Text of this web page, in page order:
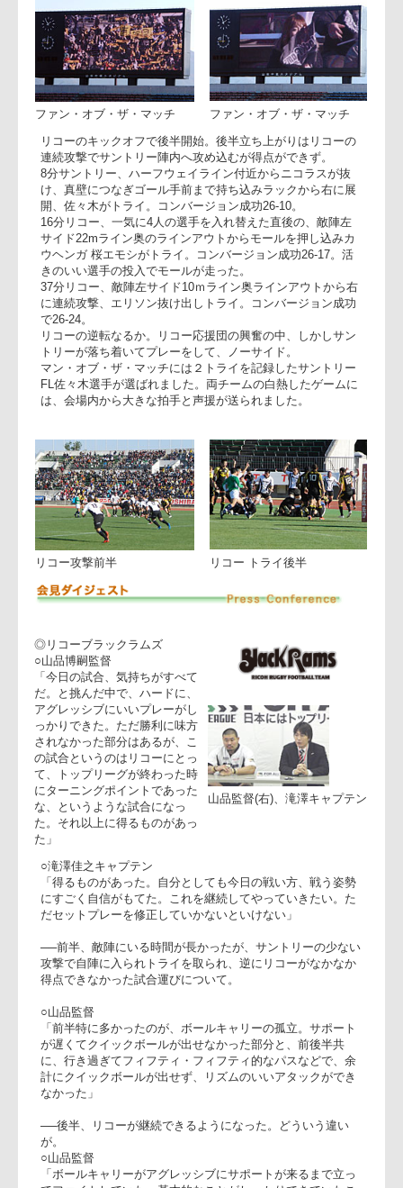
がインゴールまで攻め込んだが、押さえきれず前半終了。
ハーフタイムでは、ファン・オブ・ザ・マッチと題し、両チ
ームを応援してくれている観客の中から1名ずつサイン入り
ジャージがプレゼントされました。
ファン・オブ・ザ・マッチ ファン・オブ・ザ・マッチ
リコーのキックオフで後半開始。後半立ち上がりはリコーの
連続攻撃でサントリー陣内へ攻め込むが得点ができず。
8分サントリー、ハーフウェイライン付近からニコラスが抜
け、真壁につなぎゴール手前まで持ち込みラックから右に展
開、佐々木がトライ。コンバージョン成功26-10。
16分リコー、一気に4人の選手を入れ替えた直後の、敵陣左
サイド22mライン奥のラインアウトからモールを押し込みカ
37分リコー、敵陣左サイド10ｍライン奥ラインアウトから右
に連続攻撃、エリソン抜け出しトライ。コンバージョン成功
で26-24。
リコーの逆転なるか。リコー応援団の興奮の中、しかしサン
トリーが落ち着いてプレーをして、ノーサイド。
マン・オブ・ザ・マッチには２トライを記録したサントリー
FL佐々木選手が選ばれました。両チームの白熱したゲームに
リコー攻撃前半 リコー トライ後半
山品監督(右)、滝澤キャプテ
◎リコーブラックラムズ
○山品博嗣監督
「今日の試合、気持ちがすべて
だ。と挑んだ中で、ハードに、
アグレッシブにいいプレーがし
っかりできた。ただ勝利に味方
されなかった部分はあるが、こ
の試合というのはリコーにとっ
にターニングポイントであった
な、というような試合になっ
た。それ以上に得るものがあっ
た」
○滝澤佳之キャプテン
にすごく自信がもてた。これを継続してやっていきたい。た
だセットプレーを修正していかないといけない」
──前半、敵陣にいる時間が長かったが、サントリーの少ない